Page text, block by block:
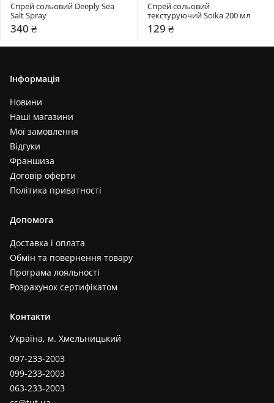
Спрей сольовий Deeply Sea
Salt Spray
340 ₴
Спрей сольовий
текстуруючий Soika 200 мл
129 ₴
Інформація
Новини
Наші магазини
Мої замовлення
Відгуки
Франшиза
Договір оферти
Політика приватності
Допомога
Доставка і оплата
Обмін та повернення товару
Програма лояльності
Розрахунок сертифікатом
Контакти
Україна, м. Хмельницький
097-233-2003
099-233-2003
063-233-2003